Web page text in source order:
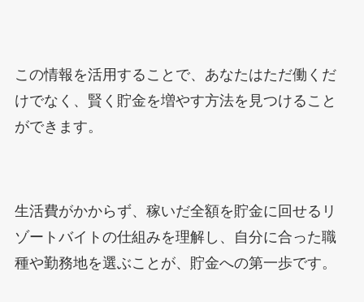
この情報を活用することで、あなたはただ働くだ
けでなく、賢く貯金を増やす方法を見つけること
ができます。
生活費がかからず、稼いだ全額を貯金に回せるリ
ゾートバイトの仕組みを理解し、自分に合った職
種や勤務地を選ぶことが、貯金への第一歩です。